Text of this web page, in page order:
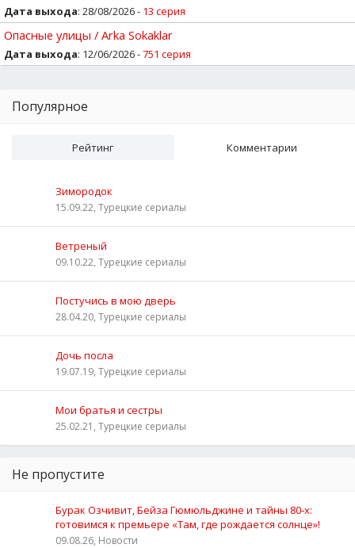
Дата выхода: 28/08/2026 - 13 серия
Опасные улицы / Arka Sokaklar
Дата выхода: 12/06/2026 -751 серия
Популярное
Рейтинг Комментарии
Зимородок
15.09.22, Турецкие сериалы
Ветреный
09.10.22, Турецкие сериалы
Постучись в мою дверь
28.04.20, Турецкие сериалы
Дочь посла
19.07.19, Турецкие сериалы
Мои братья и сестры
25.02.21, Турецкие сериалы
Не пропустите
Бурак Озчивит, Бейза Гюмюльджине и тайны 80‑х:
готовимся к премьере «Там, где рождается солнце»!
09.08.26, Новости